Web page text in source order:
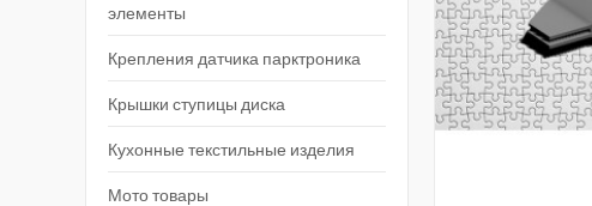
элементы
Крепления датчика парктроника
Крышки ступицы диска
Кухонные текстильные изделия
Мото товары